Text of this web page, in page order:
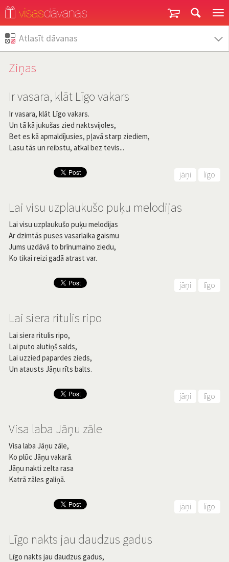
Atlasīt dāvanas
Ziņas
Ir vasara, klāt Līgo vakars
Ir vasara, klāt Līgo vakars.
Un tā kā jukušas zied naktsvijoles,
Bet es kā apmaldījusies, pļavā starp ziediem,
Lasu tās un reibstu, atkal bez tevis...
jāņi līgo
Lai visu uzplaukušo puķu melodijas
Lai visu uzplaukušo puķu melodijas
Ar dzimtās puses vasarlaika gaismu
Jums uzdāvā to brīnumaino ziedu,
Ko tikai reizi gadā atrast var.
jāņi līgo
Lai siera ritulis ripo
Lai siera ritulis ripo,
Lai puto alutiņš salds,
Lai uzzied papardes zieds,
Un atausts Jāņu rīts balts.
jāņi līgo
Visa laba Jāņu zāle
Visa laba Jāņu zāle,
Ko plūc Jāņu vakarā.
Jāņu nakti zelta rasa
Katrā zāles galiņā.
jāņi līgo
Līgo nakts jau daudzus gadus
Līgo nakts jau daudzus gadus,